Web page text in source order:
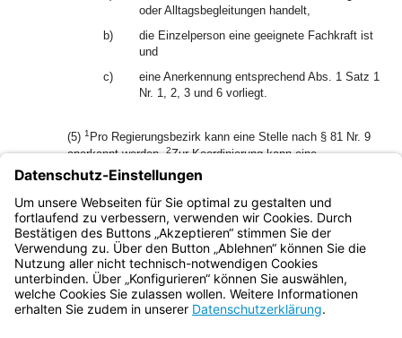
oder Alltagsbegleitungen handelt,
b)
die Einzelperson eine geeignete Fachkraft ist
und
c)
eine Anerkennung entsprechend Abs. 1 Satz 1
Nr. 1, 2, 3 und 6 vorliegt.
(5) 1 Pro Regierungsbezirk kann eine Stelle nach § 81 Nr. 9
anerkannt werden.2Zur Koordinierung kann eine
zusätzliche, landesweit agierende Stelle nach § 81 Nr. 9
Die Anerkennung erfolgt befristet auf
längstens drei Jahre, eine erneute Anerkennung im
Anschluss ist möglich.
Bayern.de
BayernPortal